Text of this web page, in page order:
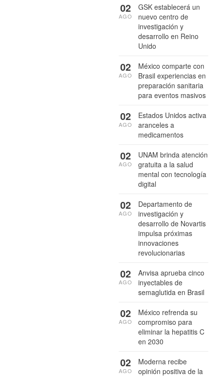
GSK establecerá un
nuevo centro de
investigación y
desarrollo en Reino
Unido
02
AGO
México comparte con
Brasil experiencias en
preparación sanitaria
para eventos masivos
02
AGO
Estados Unidos activa
aranceles a
medicamentos
02
AGO
UNAM brinda atención
gratuita a la salud
mental con tecnología
digital
02
AGO
Departamento de
investigación y
desarrollo de Novartis
impulsa próximas
innovaciones
revolucionarias
02
AGO
Anvisa aprueba cinco
inyectables de
semaglutida en Brasil
02
AGO
México refrenda su
compromiso para
eliminar la hepatitis C
en 2030
02
AGO
Moderna recibe
opinión positiva de la
02
AGO